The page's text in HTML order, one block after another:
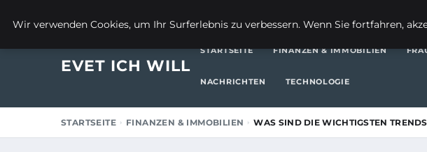
EVET ICH WILL
STARTSEITE FINANZEN & IMMOBILIEN
NACHRICHTEN TECHNOLOGIE
STARTSEITE FINANZEN & IMMOBILIEN WAS SIND DIE WICHTIGSTEN
Wir verwenden Cookies, um Ihr Surferlebnis zu verbessern. Wenn Sie fortfahren,